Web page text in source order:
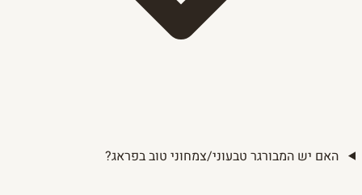
האם יש המבורגר טבעוני/צמחוני טוב בפראג?